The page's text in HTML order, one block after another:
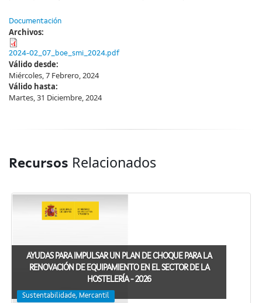
Documentación
Archivos:
2024-02_07_boe_smi_2024.pdf
Válido desde:
Miércoles, 7 Febrero, 2024
Válido hasta:
Martes, 31 Diciembre, 2024
Recursos Relacionados
AYUDAS PARA IMPULSAR UN PLAN DE CHOQUE PARA LA
RENOVACIÓN DE EQUIPAMIENTO EN EL SECTOR DE LA
HOSTELERÍA - 2026
Sustentabilidade, Mercantil